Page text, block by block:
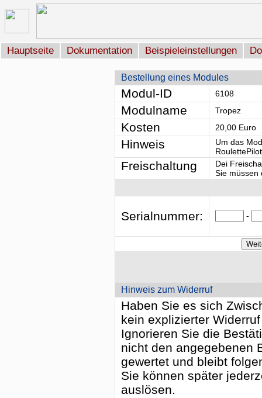
Hauptseite Dokumentation Beispieleinstellungen
Bestellung eines Modules
Modul-ID 6108
Modulname Tropez
Kosten 20,00 Euro
Hinweis
Um das
Freischaltung
Dei
Sie müssen
Serialnummer: -
Hinweis zum Widerruf
Haben Sie es sich
kein explizierter
Ignorieren Sie die
nicht den angegebenen
gewertet und bleibt
Sie können später
auslösen.